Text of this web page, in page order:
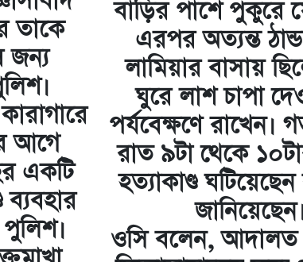
তাকে
জন্য
আগে
একটি
ব্যবহার
বাড়ির পাশে পুকুরে
এরপর অত্যন্ত
লামিয়ার বাসায়
ঘুরে লাশ চাপা
পর্যবেক্ষণে রাখেন।
রাত ৯টা থেকে
হত্যাকাণ্ড
ওসি বলেন, আদালত